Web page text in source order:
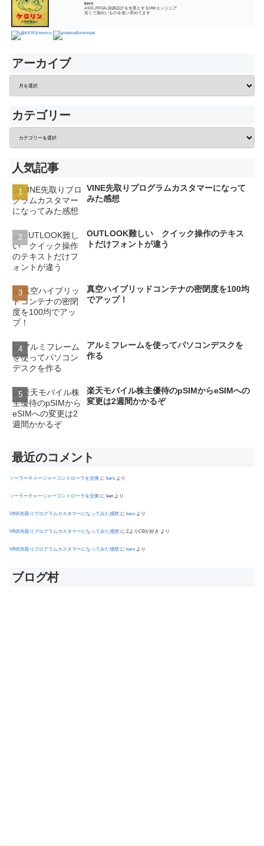
kero
ASIC,FPGA,回路設計を生業とするHWエンジニア
安くて面白いものを追い求めてます
アーカイブ
カテゴリー
人気記事
VINE先取りプログラムカスタマーになって
みた感想
OUTLOOK難しい クイック操作のテキス
トだけフォントが違う
真空ハイブリッドコンテナの密閉度を100均
でアップ！
アルミフレームを使ってパソコンデスクを
作る
楽天モバイル株主優待のpSIMからeSIMへの
変更は2週間かかるぞ
最近のコメント
ソーラーチャージャーコントローラを交換 に kero より
ソーラーチャージャーコントローラを交換 に ken より
VINE先取りプログラムカスタマーになってみた感想 に kero より
VINE先取りプログラムカスタマーになってみた感想 に ZよりCBが好き より
VINE先取りプログラムカスタマーになってみた感想 に kero より
ブログ村